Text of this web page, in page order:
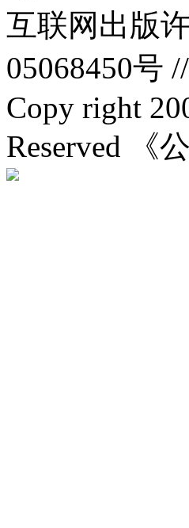
互联网出版
05068450号 //
Copy right
Reserved 《